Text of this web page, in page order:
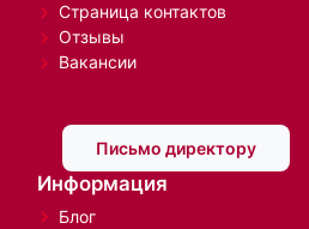
Страница контактов
Отзывы
Вакансии
Письмо директору
Информация
Блог